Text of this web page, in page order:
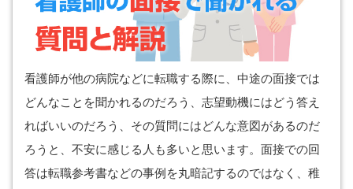
看護師が他の病院などに転職する際に、中途の面接では
どんなことを聞かれるのだろう、志望動機にはどう答え
ればいいのだろう、その質問にはどんな意図があるのだ
ろうと、不安に感じる人も多いと思います。面接での回
答は転職参考書などの事例を丸暗記するのではなく、稚